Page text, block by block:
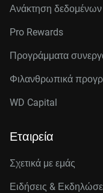
Ανάκτηση δεδομένων
Pro Rewards
Προγράμματα
Φιλανθρωπικά
WD Capital
Εταιρεία
Σχετικά με εμάς
Ειδήσεις &